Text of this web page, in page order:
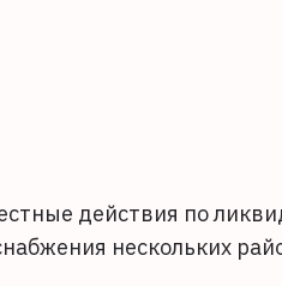
действия по
нескольких